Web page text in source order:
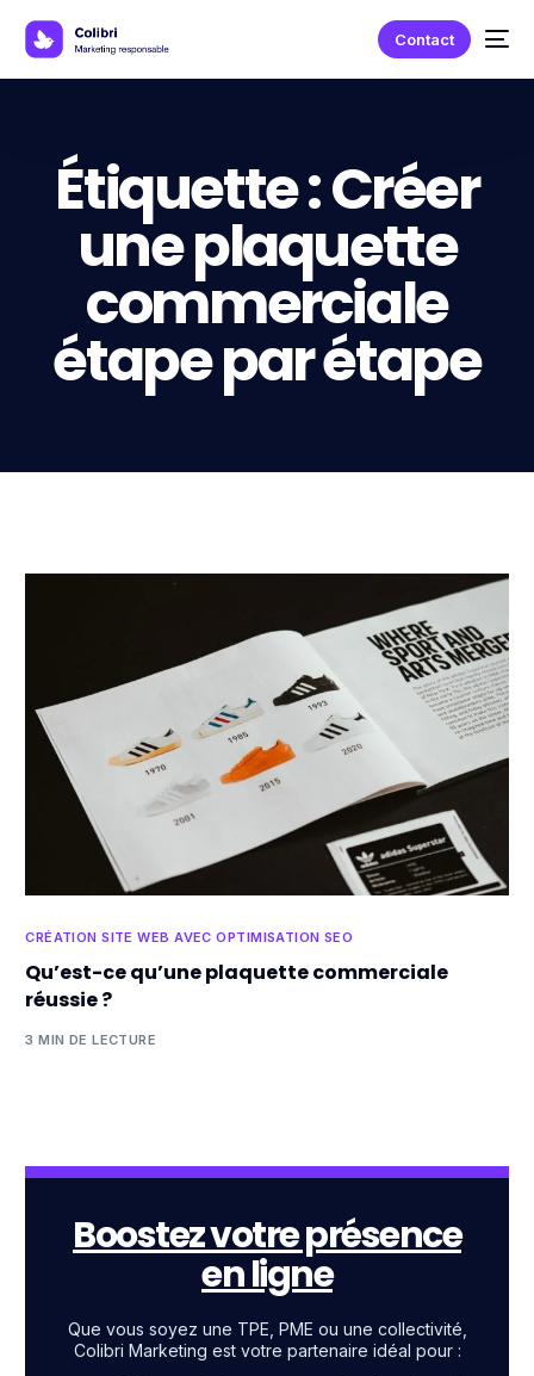
Contact
Étiquette :Créer
une plaquette
commerciale
étape par étape
CRÉATION SITE WEB AVEC OPTIMISATION SEO
Qu’est-ce qu’une plaquette commerciale
réussie ?
3 MIN DE LECTURE
Boostez votre présence
en ligne
Que vous soyez une TPE, PME ou une collectivité,
Colibri Marketing est votre partenaire idéal pour :